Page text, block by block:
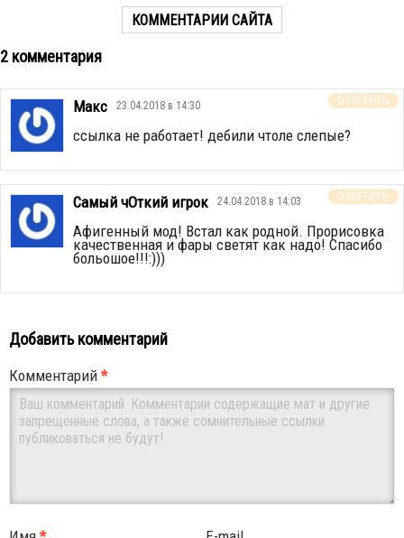
КОММЕНТАРИИ САЙТА
2 комментария
Макс 23.04.2018 в 14:30 ОТВЕТИТЬ
ссылка не работает! дебили чтоле слепые?
Самый чОткий игрок 24.04.2018 в 14:03 ОТВЕТИТЬ
Афигенный мод! Встал как родной. Прорисовка
качественная и фары светят как надо! Спасибо
больошое!!!:)))
Добавить комментарий
Комментарий*